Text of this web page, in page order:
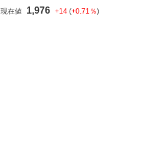
現在値 1,976 +14 (+0.71％)